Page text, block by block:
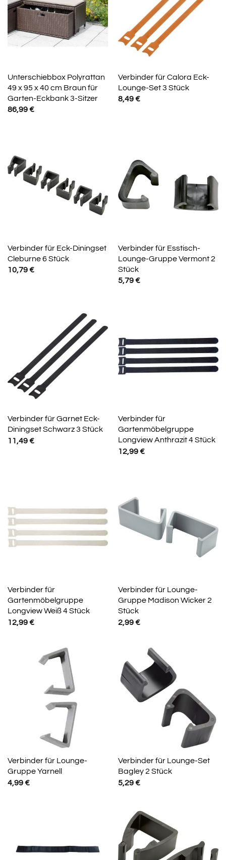
Unterschiebbox Polyrattan
49 x 95 x 40 cm Braun für
Garten-Eckbank 3-Sitzer
86,99€
Verbinder für Calora Eck-
Lounge-Set 3 Stück
8,49€
Verbinder für Eck-Diningset
Cleburne 6 Stück
10,79€
Verbinder für Esstisch-
Lounge-Gruppe Vermont 2
Stück
5,79€
Verbinder für Garnet Eck-
Diningset Schwarz 3 Stück
11,49€
Verbinder für
Gartenmöbelgruppe
Longview Anthrazit 4 Stück
12,99€
Verbinder für
Gartenmöbelgruppe
Longview Weiß 4 Stück
12,99€
Verbinder für Lounge-
Gruppe Madison Wicker 2
Stück
2,99€
Verbinder für Lounge-
Gruppe Yarnell
4,99€
Verbinder für Lounge-Set
Bagley 2 Stück
5,29€